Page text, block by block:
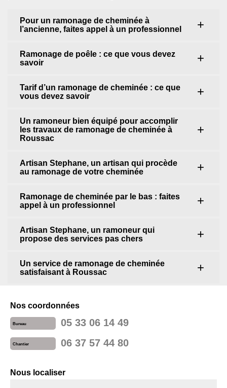
Pour un ramonage de cheminée à
l’ancienne, faites appel à un professionnel
Ramonage de poêle : ce que vous devez
savoir
Tarif d’un ramonage de cheminée : ce que
vous devez savoir
Un ramoneur bien équipé pour accomplir
les travaux de ramonage de cheminée à
Roussac
Artisan Stephane, un artisan qui procède
au ramonage de votre cheminée
Ramonage de cheminée par le bas : faites
appel à un professionnel
Artisan Stephane, un ramoneur qui
propose des services pas chers
Un service de ramonage de cheminée
satisfaisant à Roussac
Nos coordonnées
Bureau 05 33 06 14 49
Chantier 06 37 57 44 80
Nous localiser